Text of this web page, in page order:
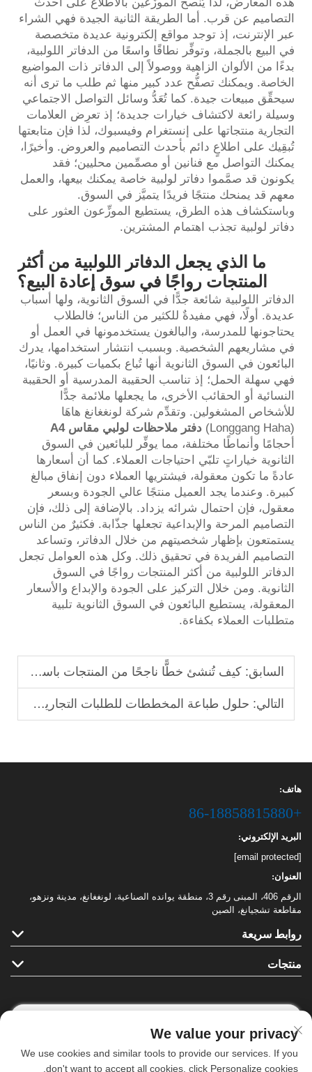
التصاميم عن قرب. أما الطريقة الثانية الجيدة فهي الشراء
عبر الإنترنت، إذ توجد مواقع إلكترونية عديدة متخصصة
في البيع بالجملة، وتوفِّر نطاقًا واسعًا من الدفاتر اللولبية،
بدءًا من الألوان الزاهية ووصولاً إلى الدفاتر ذات المواضيع
الخاصة. ويمكنك تصفُّح عدد كبير منها ثم طلب ما ترى أنه
سيحقِّق مبيعات جيدة. كما تُعَدُّ وسائل التواصل الاجتماعي
وسيلة رائعة لاكتشاف خيارات جديدة؛ إذ تعرِض العلامات
التجارية منتجاتها على إنستغرام وفيسبوك، لذا فإن متابعتها
تُبقِيك على اطلاعٍ دائم بأحدث التصاميم والعروض. وأخيرًا،
يمكنك التواصل مع فنانين أو مصمِّمين محليين؛ فقد
يكونون قد صمَّموا دفاتر لولبية خاصة يمكنك بيعها، والعمل
معهم قد يمنحك منتجًا فريدًا يتميَّز في السوق.
وباستكشاف هذه الطرق، يستطيع الموزِّعون العثور على
دفاتر لولبية تجذب اهتمام المشترين.
ما الذي يجعل الدفاتر اللولبية من أكثر
المنتجات رواجًا في سوق إعادة البيع؟
الدفاتر اللولبية شائعة جدًّا في السوق الثانوية، ولها أسباب
عديدة. أولًا، فهي مفيدةٌ للكثير من الناس؛ فالطلاب
يحتاجونها للمدرسة، والبالغون يستخدمونها في العمل أو
في مشاريعهم الشخصية. وبسبب انتشار استخدامها، يدرك
البائعون في السوق الثانوية أنها تُباع بكميات كبيرة. وثانيًا،
فهي سهلة الحمل؛ إذ تناسب الحقيبة المدرسية أو الحقيبة
النسائية أو الحقائب الأخرى، ما يجعلها ملائمة جدًّا
للأشخاص المشغولين. وتقدِّم شركة لونغغانغ هاهَا
(Longgang Haha)
دفتر ملاحظات لولبي مقاس A4
أحجامًا وأنماطًا مختلفة، مما يوفِّر للبائعين في السوق
الثانوية خياراتٍ تلبّي احتياجات العملاء. كما أن أسعارها
عادةً ما تكون معقولة، فيشتريها العملاء دون إنفاق مبالغ
كبيرة. وعندما يجد العميل منتجًا عالي الجودة وبسعر
معقول، فإن احتمال شرائه يزداد. بالإضافة إلى ذلك، فإن
التصاميم المرحة والإبداعية تجعلها جذّابة. فكثيرٌ من الناس
يستمتعون بإظهار شخصيتهم من خلال الدفاتر، وتساعد
التصاميم الفريدة في تحقيق ذلك. وكل هذه العوامل تجعل
الدفاتر اللولبية من أكثر المنتجات رواجًا في السوق
الثانوية. ومن خلال التركيز على الجودة والإبداع والأسعار
المعقولة، يستطيع البائعون في السوق الثانوية تلبية
متطلبات العملاء بكفاءة.
السابق: كيف تُنشئ خطًّا ناجحًا من المنتجات باستخدام أحجام مختلفة من الدفاتر
التالي: حلول طباعة المخططات للطلبات التجارية الكبرى بكميات كبيرة
هاتف:
+86-18858815880
البريد الإلكتروني:
[email protected]
العنوان:
الرقم 406، المبنى رقم 3، منطقة يوانده الصناعية، لونغغانغ، مدينة ونزهو،
مقاطعة تشجيانغ، الصين
روابط سريعة
منتجات
تابعونا
We value your privacy
We use cookies and similar tools to provide our services. If you
don't want to accept all cookies, click Personalize cookies.